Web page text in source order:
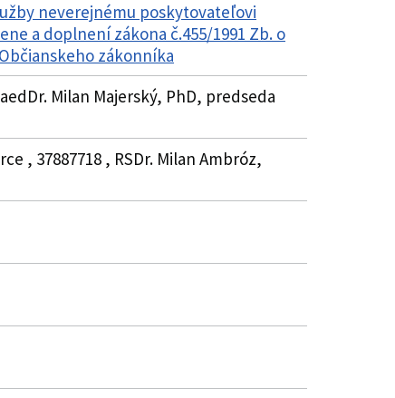
neverejnému poskytovateľovi
a doplnení zákona č.455/1991 Zb. o
zákonníka
Milan Majerský, PhD, predseda
, 37887718 , RSDr. Milan Ambróz,